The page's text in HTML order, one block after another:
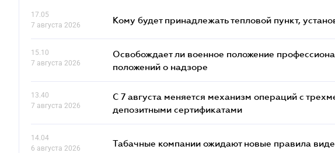
17.05
7 августа 2026
Кому будет принадлежать тепловой пункт,
15.10
7 августа 2026
Освобождает ли военное положение
положений о надзоре
13.40
7 августа 2026
С 7 августа меняется механизм операций с
депозитными сертификатами
14.04
6 августа 2026
Табачные компании ожидают новые правила